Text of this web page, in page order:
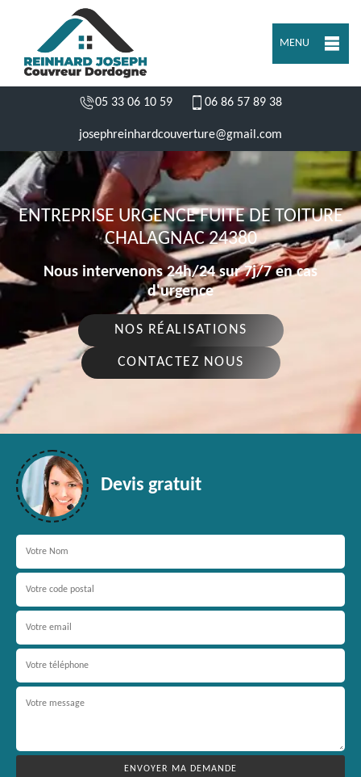
MENU
05 33 06 10 59 06 86 57 89 38
josephreinhardcouverture@gmail.com
ENTREPRISE URGENCE FUITE DE TOITURE
CHALAGNAC 24380
Nous intervenons 24h/24 sur 7j/7 en cas
d'urgence
NOS RÉALISATIONS
CONTACTEZ NOUS
Devis gratuit